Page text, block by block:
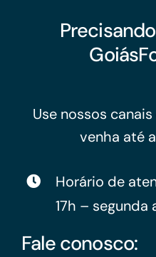
Use nossos
venha até
Horário de
17h –
Fale conosco: